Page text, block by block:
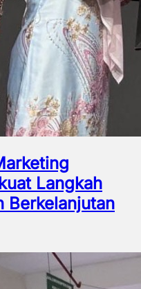
Langkah
Berkelanjutan